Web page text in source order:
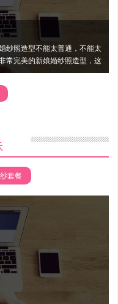
纱照造型不能太普通，不能太
常完美的新娘婚纱照造型，这
整理的内容。
套餐